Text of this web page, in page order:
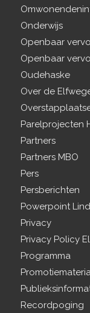
Onderwijs
Openbaar
Openbaar
Oudehaske
Over de
Parelprojecten
Partners
Partners MBO
Pers
Persberichten
Powerpoint
Privacy
Privacy Policy
Programma
Recordpoging